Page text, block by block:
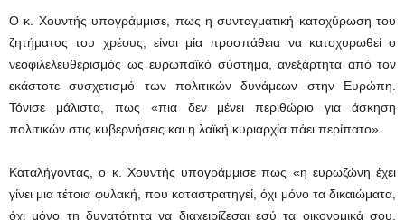
Ο κ. Χουντής υπογράμμισε, πως η συνταγματική κατοχύρωση του
ζητήματος του χρέους, είναι μία προσπάθεια να κατοχυρωθεί ο
νεοφιλελευθερισμός ως ευρωπαϊκό σύστημα, ανεξάρτητα από τον
εκάστοτε συσχετισμό των πολιτικών δυνάμεων στην Ευρώπη.
Τόνισε μάλιστα, πως «πια δεν μένει περιθώριο για άσκηση
πολιτικών στις κυβερνήσεις και η λαϊκή κυριαρχία πάει περίπατο».
Καταλήγοντας, ο κ. Χουντής υπογράμμισε πως «η ευρωζώνη έχει
γίνει μια τέτοια φυλακή, που καταστρατηγεί, όχι μόνο τα δικαιώματα,
όχι μόνο τη δυνατότητα να διαχειρίζεσαι εσύ τα οικονομικά σου,